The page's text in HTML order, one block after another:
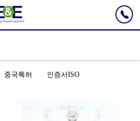
중국특허 인증서ISO